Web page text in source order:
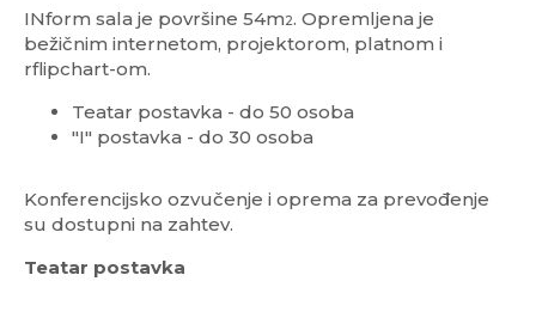
KONTAKT I REZERVACIJE
KARIJERA
INform sala je površine 54m2. Opremljena je
bežičnim internetom, projektorom, platnom i
rflipchart-om.
Teatar postavka - do 50 osoba
"I" postavka - do 30 osoba
Konferencijsko ozvučenje i oprema za prevođenje
su dostupni na zahtev.
Teatar postavka